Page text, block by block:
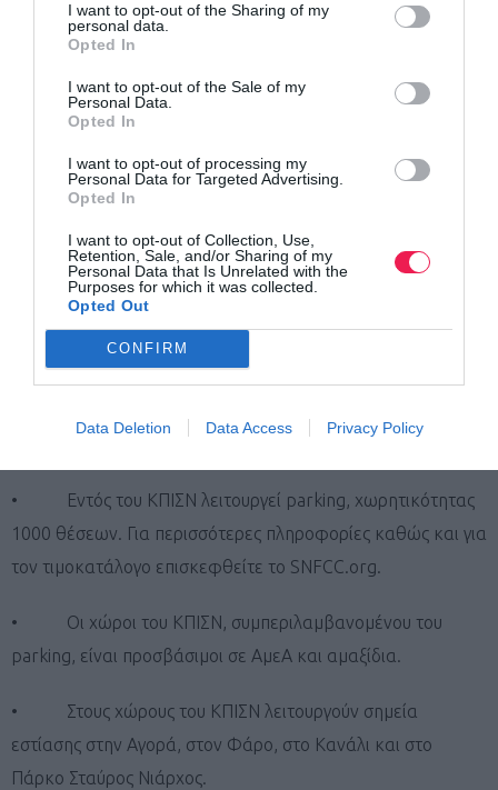
I want to opt-out of the Sharing of my
personal data.
Opted In
I want to opt-out of the Sale of my
Personal Data.
Opted In
I want to opt-out of processing my
Personal Data for Targeted Advertising.
Opted In
I want to opt-out of Collection, Use,
Retention, Sale, and/or Sharing of my
Personal Data that Is Unrelated with the
Purposes for which it was collected.
Opted Out
CONFIRM
Data Deletion Data Access Privacy Policy
τον Φεβρουάριο του 2026, το ΙΣΝ θα έχει διαθέσει στο
ΚΠΙΣΝ συνολικά €633 εκατομμύρια ($764 εκατομμύρια).
===============================================
=========================
Επιπλέον πληροφορίες για το ΚΠΙΣΝ:
• To τρέχον ωράριο λειτουργίας είναι:
o Πάρκο Σταύρος Νιάρχος: καθημερινά 06.00-00.00
o Κεντρική Υποδοχή: καθημερινά 09.00-21.00
• Εντός του ΚΠΙΣΝ λειτουργεί parking, χωρητικότητας
1000 θέσεων. Για περισσότερες πληροφορίες καθώς και για
τον τιμοκατάλογο επισκεφθείτε το SNFCC.org.
• Οι χώροι του ΚΠΙΣΝ, συμπεριλαμβανομένου του
parking, είναι προσβάσιμοι σε ΑμεΑ και αμαξίδια.
• Στους χώρους του ΚΠΙΣΝ λειτουργούν σημεία
εστίασης στην Αγορά, στον Φάρο, στο Κανάλι και στο
Πάρκο Σταύρος Νιάρχος.